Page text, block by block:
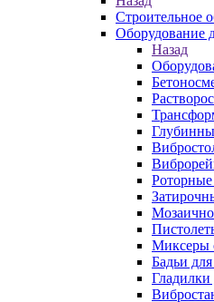
Строительное
Оборудование
Назад
Миксеры
Бадьи
Гладилки